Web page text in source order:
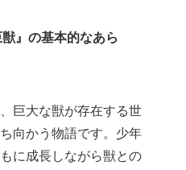
』の基本的なあら
巨大な獣が存在する世
向かう物語です。少年
に成長しながら獣との